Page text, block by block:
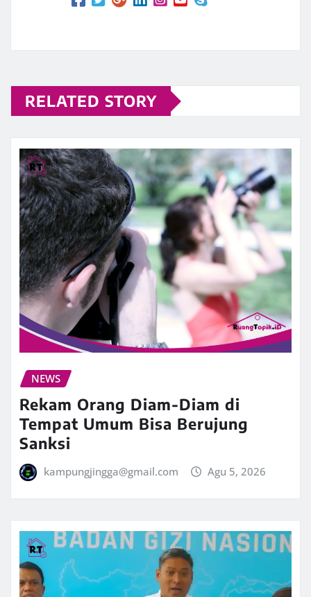
RELATED STORY
NEWS
Rekam Orang Diam-Diam di
Tempat Umum Bisa Berujung
Sanksi
kampungjingga@gmail.com Agu 5, 2026